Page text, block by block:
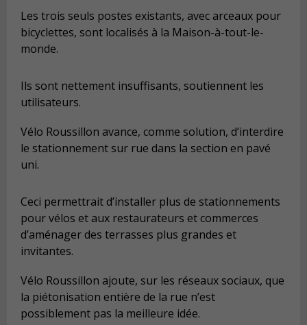
Les trois seuls postes existants, avec arceaux pour
bicyclettes, sont localisés à la Maison-à-tout-le-
monde.
Ils sont nettement insuffisants, soutiennent les
utilisateurs.
Vélo Roussillon avance, comme solution, d’interdire
le stationnement sur rue dans la section en pavé
uni.
Ceci permettrait d’installer plus de stationnements
pour vélos et aux restaurateurs et commerces
d’aménager des terrasses plus grandes et
invitantes.
Vélo Roussillon ajoute, sur les réseaux sociaux, que
la piétonisation entière de la rue n’est
possiblement pas la meilleure idée.